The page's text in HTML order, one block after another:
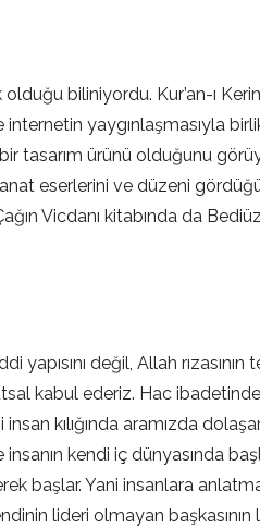
olduğu biliniyordu. Kur’an-ı
yaygınlaşmasıyla
tasarım ürünü olduğunu
eserlerini ve düzeni
Vicdanı kitabında da
yapısını değil, Allah
kutsal kabul ederiz. Hac
kılığında aramızda
kendi iç dünyasında
başlar. Yani insanlara
lideri olmayan başkasının